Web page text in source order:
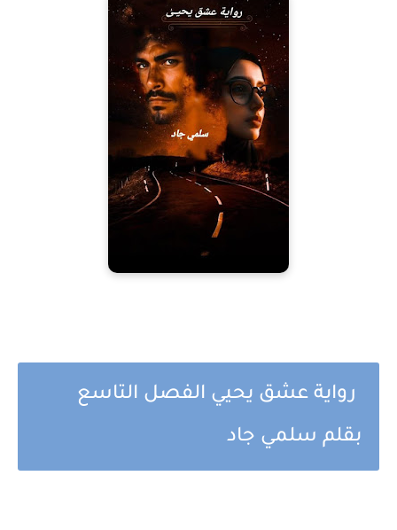
رواية عشق يحيي الفصل التاسع
بقلم سلمي جاد